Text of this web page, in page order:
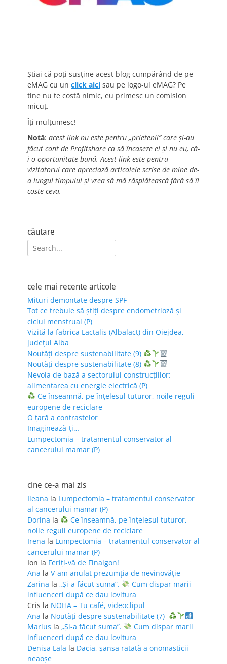
Știai că poți susține acest blog cumpărând de pe
eMAG cu un click aici sau pe logo-ul eMAG? Pe
tine nu te costă nimic, eu primesc un comision
micuț.
Îți mulțumesc!
Notă: acest link nu este pentru „prietenii” care și-au
făcut cont de Profitshare ca să încaseze ei și nu eu, că-
i o oportunitate bună. Acest link este pentru
vizitatorul care apreciază articolele scrise de mine de-
a lungul timpului și vrea să mă răsplătească fără să îl
coste ceva.
căutare
Search
for:
cele mai recente articole
Mituri demontate despre SPF
Tot ce trebuie să știți despre endometrioză și
ciclul menstrual (P)
Vizită la fabrica Lactalis (Albalact) din Oiejdea,
județul Alba
Noutăți despre sustenabilitate (9)
Noutăți despre sustenabilitate (8)
Nevoia de bază a sectorului construcțiilor:
alimentarea cu energie electrică (P)
Ce înseamnă, pe înțelesul tuturor, noile reguli
europene de reciclare
O țară a contrastelor
Imaginează-ți…
Lumpectomia – tratamentul conservator al
cancerului mamar (P)
cine ce-a mai zis
Ileana la Lumpectomia – tratamentul conservator
al cancerului mamar (P)
Dorina la
Ce înseamnă, pe înțelesul tuturor,
noile reguli europene de reciclare
Irena la Lumpectomia – tratamentul conservator al
cancerului mamar (P)
Ion la Feriţi-vă de Finalgon!
Ana la V-am anulat prezumția de nevinovăție
Zarina la „Și-a făcut suma”.
Cum dispar marii
influenceri după ce dau lovitura
Cris la NOHA – Tu café, videoclipul
Ana la Noutăți despre sustenabilitate (7)
Marius la „Și-a făcut suma”.
Cum dispar marii
influenceri după ce dau lovitura
Denisa Lala la Dacia, șansa ratată a onomasticii
neaoșe